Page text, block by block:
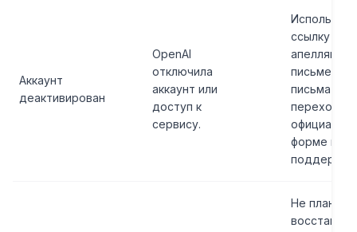
Аккаунт
деактивирован
OpenAI
отключила
аккаунт или
доступ к
сервису.
ссылку для
апелляции
письме;
письма нет,
форме или
поддержки.
Не